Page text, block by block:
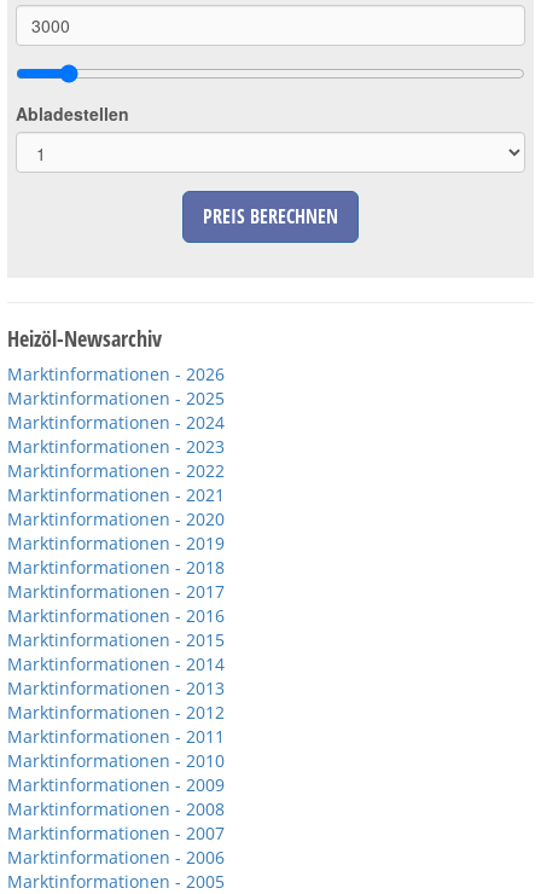
Abladestellen
PREIS BERECHNEN
Heizöl-Newsarchiv
Marktinformationen - 2026
Marktinformationen - 2025
Marktinformationen - 2024
Marktinformationen - 2023
Marktinformationen - 2022
Marktinformationen - 2021
Marktinformationen - 2020
Marktinformationen - 2019
Marktinformationen - 2018
Marktinformationen - 2017
Marktinformationen - 2016
Marktinformationen - 2015
Marktinformationen - 2014
Marktinformationen - 2013
Marktinformationen - 2012
Marktinformationen - 2011
Marktinformationen - 2010
Marktinformationen - 2009
Marktinformationen - 2008
Marktinformationen - 2007
Marktinformationen - 2006
Marktinformationen - 2005